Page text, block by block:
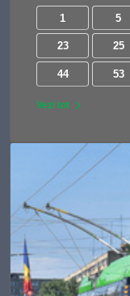
1 5
23 25
44 53
Vezi tot